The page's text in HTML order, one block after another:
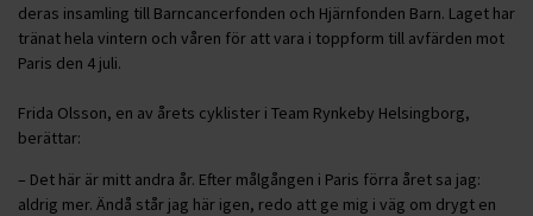
deras insamling till Barncancerfonden och Hjärnfonden Barn. Laget har
tränat hela vintern och våren för att vara i toppform till avfärden mot
Paris den 4 juli.
Frida Olsson, en av årets cyklister i Team Rynkeby Helsingborg,
berättar:
– Det här är mitt andra år. Efter målgången i Paris förra året sa jag:
aldrig mer. Ändå står jag här igen, redo att ge mig i väg om drygt en